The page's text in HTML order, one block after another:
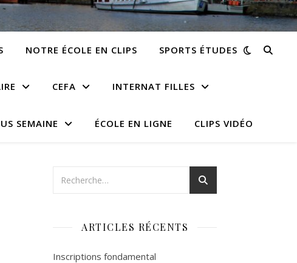
NOTRE ÉCOLE EN CLIPS SPORTS ÉTUDES
CEFA INTERNAT FILLES
SEMAINE ÉCOLE EN LIGNE CLIPS VIDÉO
ARTICLES RÉCENTS
Inscriptions fondamental